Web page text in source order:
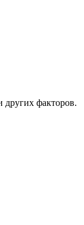
других факторов.